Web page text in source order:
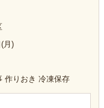
月)
作りおき 冷凍保存